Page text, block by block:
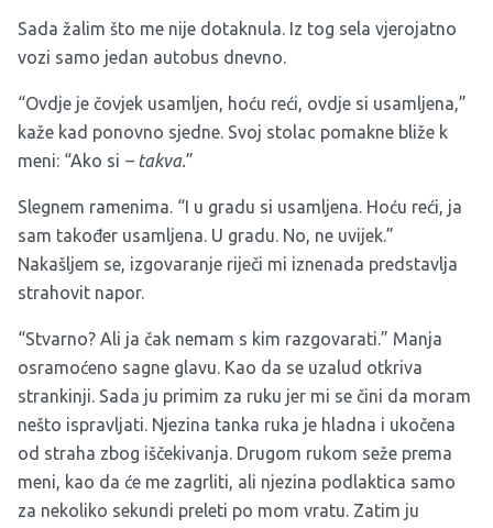
Sada žalim što me nije dotaknula. Iz tog sela vjerojatno
vozi samo jedan autobus dnevno.
“Ovdje je čovjek usamljen, hoću reći, ovdje si usamljena,”
kaže kad ponovno sjedne. Svoj stolac pomakne bliže k
meni: “Ako si – takva.”
Slegnem ramenima. “I u gradu si usamljena. Hoću reći, ja
sam također usamljena. U gradu. No, ne uvijek.”
Nakašljem se, izgovaranje riječi mi iznenada predstavlja
strahovit napor.
“Stvarno? Ali ja čak nemam s kim razgovarati.” Manja
osramoćeno sagne glavu. Kao da se uzalud otkriva
strankinji. Sada ju primim za ruku jer mi se čini da moram
nešto ispravljati. Njezina tanka ruka je hladna i ukočena
od straha zbog iščekivanja. Drugom rukom seže prema
meni, kao da će me zagrliti, ali njezina podlaktica samo
za nekoliko sekundi preleti po mom vratu. Zatim ju